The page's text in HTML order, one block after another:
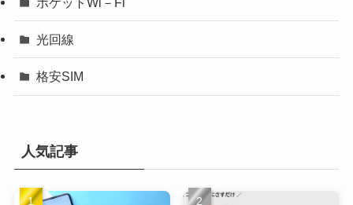
光回線
格安SIM
人気記事